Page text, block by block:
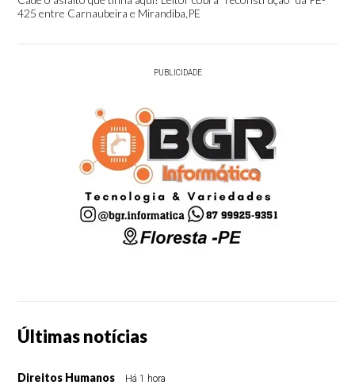
425 entre Carnaubeira e Mirandiba,PE
PUBLICIDADE
Últimas notícias
Direitos Humanos Há 1 hora